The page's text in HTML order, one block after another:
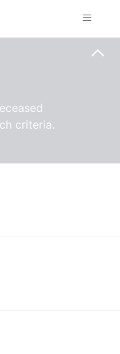
criteria.